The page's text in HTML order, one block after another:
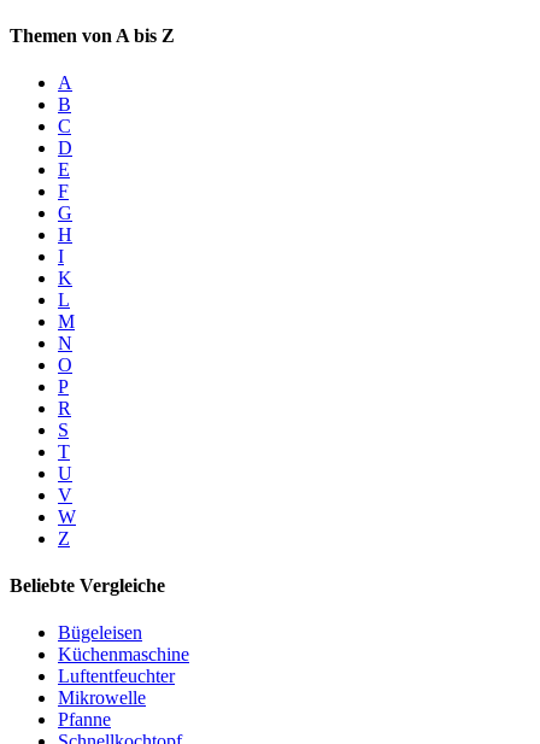
Themen von A bis Z
A
B
C
D
E
F
G
H
I
K
L
M
N
O
P
R
S
T
U
V
W
Z
Beliebte Vergleiche
Bügeleisen
Küchenmaschine
Luftentfeuchter
Mikrowelle
Pfanne